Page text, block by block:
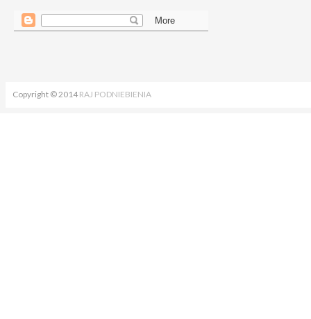
Copyright © 2014 RAJ PODNIEBIENIA